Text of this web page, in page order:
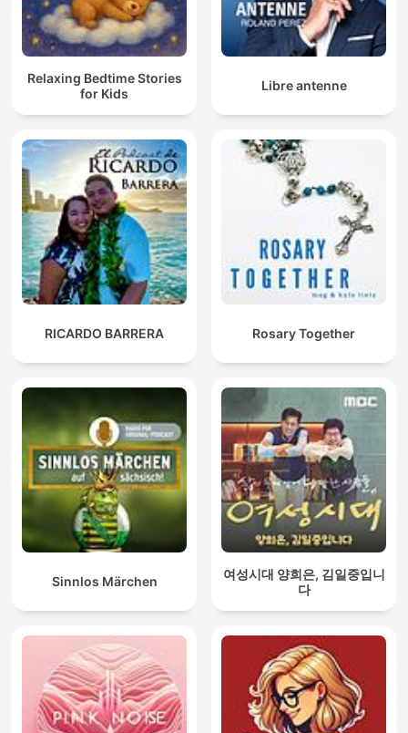
Relaxing Bedtime Stories
for Kids
Libre antenne
RICARDO BARRERA Rosary Together
Sinnlos Märchen
여성시대 양희은, 김일중입니
다